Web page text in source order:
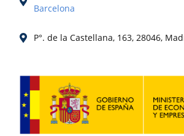
Barcelona
P°. de la Castellana, 163, 28046,